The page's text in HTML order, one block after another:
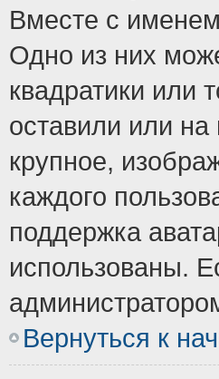
Вместе с
Одно из них
квадратики или
оставили или
крупное,
каждого
поддержка
использованы.
Вернуться к